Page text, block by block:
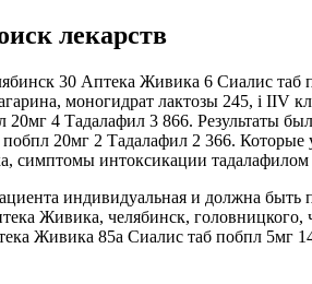
лекарств
30 Аптека Живика 6 Сиалис
моногидрат лактозы 245, i IIV
20мг 4 Тадалафил 3 866.
20мг 2 Тадалафил 2 366.
симптомы интоксикации
индивидуальная и должна
Живика, челябинск,
Живика 85а Сиалис таб побпл